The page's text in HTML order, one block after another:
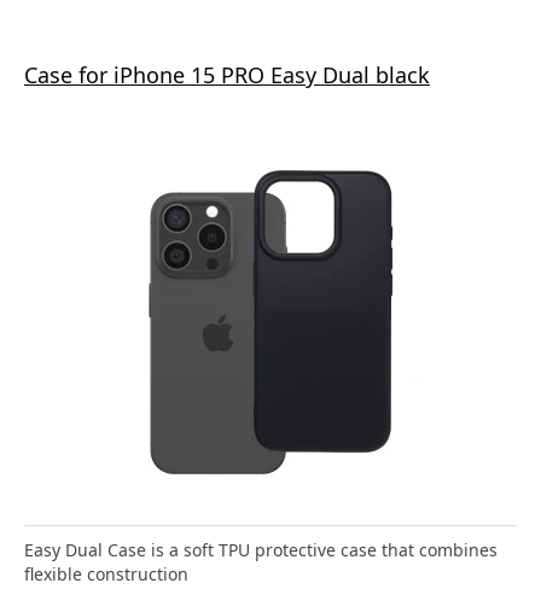
Case for iPhone 15 PRO Easy Dual black
Easy Dual Case is a soft TPU protective case that combines
flexible construction